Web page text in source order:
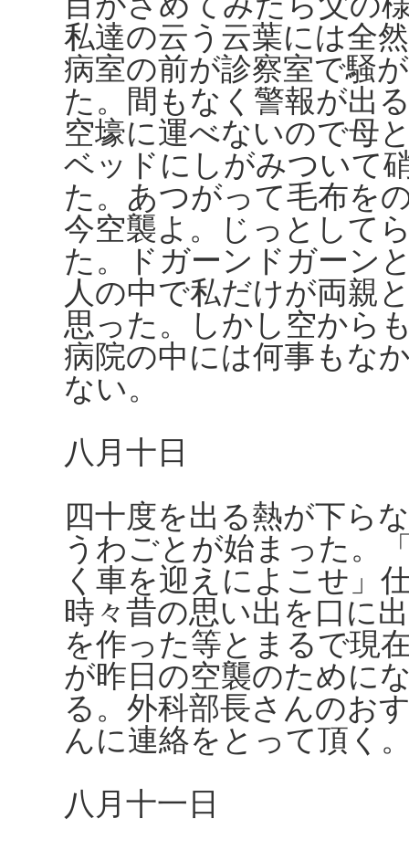
私達の云う云葉には全
病室の前が診察室で騒
た。間もなく警報が出
空壕に運べないので母
ベッドにしがみついて
た。あつがって毛布を
今空襲よ。じっとして
た。ドガーンドガーン
人の中で私だけが両親
思った。しかし空から
病院の中には何事もな
ない。
八月十日
四十度を出る熱が下ら
うわごとが始まった。
く車を迎えによこせ」
時々昔の思い出を口に
を作った等とまるで現
が昨日の空襲のために
る。外科部長さんのお
んに連絡をとって頂く
八月十一日